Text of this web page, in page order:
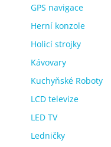
GPS navigace
Herní konzole
Holicí strojky
Kávovary
Kuchyňské Roboty
LCD televize
LED TV
Ledničky